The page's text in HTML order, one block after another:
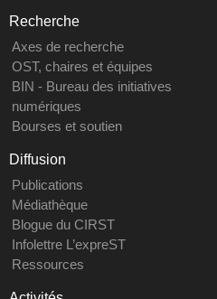
Recherche
Axes de recherche
OST, chaires et équipes
BIN - Bureau des initiatives
numériques
Bourses et soutien
Diffusion
Publications
Médiathèque
Blogue du CIRST
Infolettre L’expreST
Ressources